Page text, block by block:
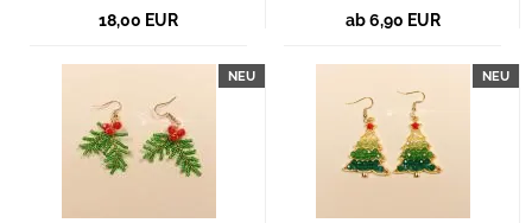
18,00 EUR ab 6,90 EUR
NEU NEU